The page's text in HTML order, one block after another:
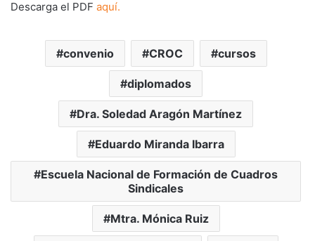
Descarga el PDF aquí.
convenio CROC cursos
diplomados
Dra. Soledad Aragón Martínez
Eduardo Miranda Ibarra
Escuela Nacional de Formación de Cuadros
Sindicales
Mtra. Mónica Ruiz